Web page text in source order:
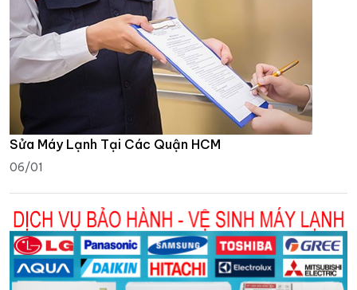
Sửa Máy Lạnh Tại Các Quận HCM
06/01